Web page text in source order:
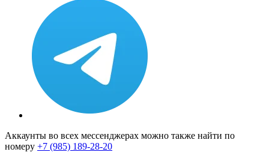
Аккаунты во всех мессенджерах можно также найти по
номеру +7 (985) 189-28-20